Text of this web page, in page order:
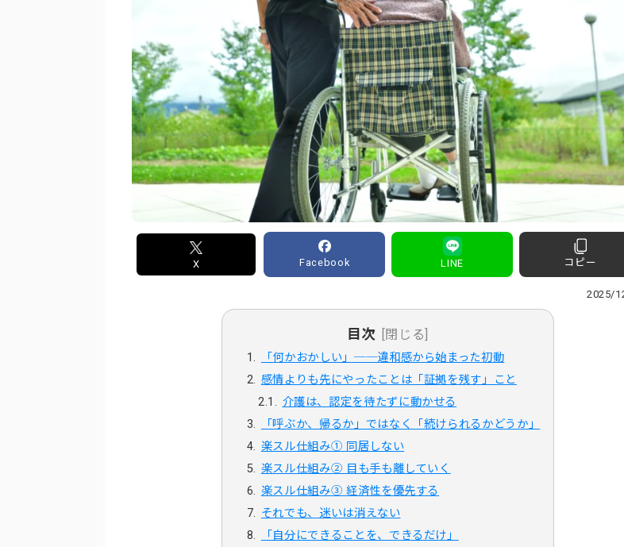
X Facebook LINE コピー
2025/
目次 [閉じる]
「何かおかしい」──違和感から始まった初動
感情よりも先にやったことは「証拠を残す」こと
介護は、認定を待たずに動かせる
「呼ぶか、帰るか」ではなく「続けられるかどうか」
楽スル仕組み① 同居しない
楽スル仕組み② 目も手も離していく
楽スル仕組み③ 経済性を優先する
それでも、迷いは消えない
「自分にできることを、できるだけ」